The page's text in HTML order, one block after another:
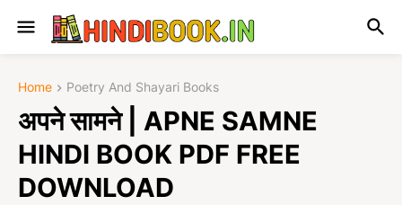
Home Poetry And Shayari Books
अपने सामने | APNE SAMNE
HINDI BOOK PDF FREE
DOWNLOAD